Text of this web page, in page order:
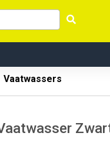
Vaatwassers